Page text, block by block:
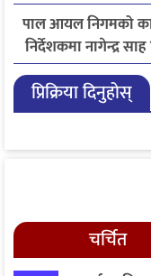
पाल आयल निगमको
निर्देशकमा नागेन्द्र
प्रिक्रिया दिनुहोस्
चर्चित